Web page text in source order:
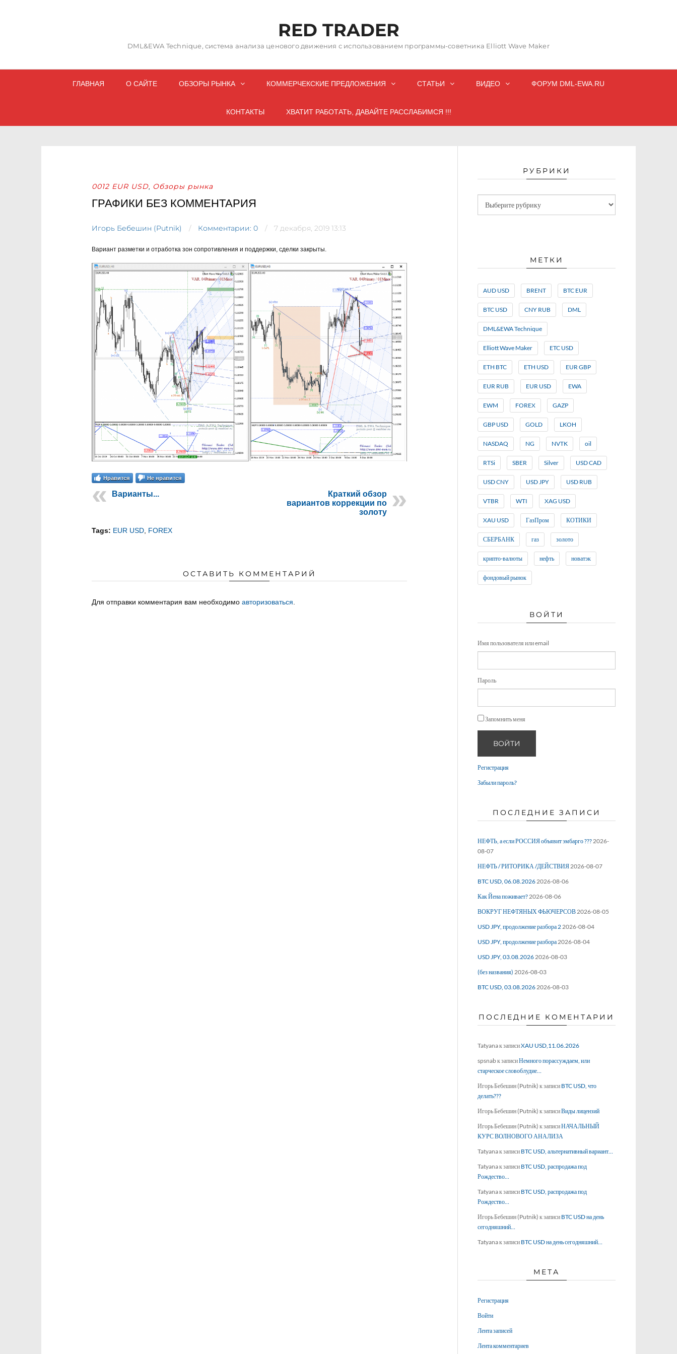
RED TRADER
DML&EWA Technique, система анализа ценового движения с использованием программы-советника Elliott Wave Maker
ГЛАВНАЯ О САЙТЕ ОБЗОРЫ РЫНКА КОММЕРЧЕКСКИЕ ПРЕДЛОЖЕНИЯ СТАТЬИ ВИДЕО ФОРУМ DML-EWA.RU
КОНТАКТЫ ХВАТИТ РАБОТАТЬ, ДАВАЙТЕ РАССЛАБИМСЯ !!!
0012 EUR USD, Обзоры рынка
ГРАФИКИ БЕЗ КОММЕНТАРИЯ
Игорь Бебешин (Putnik) Комментарии: 0 7 декабря, 2019 13:13
Вариант разметки и отработка зон сопротивления и поддержки, сделки закрыты.
Нравится Не нравится
Варианты...
Краткий обзор
вариантов коррекции по
золоту
Tags: EUR USD FOREX
ОСТАВИТЬ КОММЕНТАРИЙ
Для отправки комментария вам необходимо авторизоваться
РУБРИКИ
МЕТКИ
AUD USD BRENT BTC EUR
BTC USD CNY RUB DML
DML&EWA Technique
Elliott Wave Maker ETC USD
ETH BTC ETH USD EUR GBP
EUR RUB EUR USD EWA
EWM FOREX GAZP
GBP USD GOLD LKOH
NASDAQ NG NVTK oil
RTSi SBER Silver USD CAD
USD CNY USD JPY USD RUB
VTBR WTI XAG USD
XAU USD ГазПром КОТИКИ
СБЕРБАНК газ золото
крипто-валюты нефть новатэк
фондовый рынок
ВОЙТИ
Имя пользователя или email
Пароль
Запомнить меня
ВОЙТИ
Регистрация
Забыли пароль?
ПОСЛЕДНИЕ ЗАПИСИ
НЕФТЬ, а если РОССИЯ объявит эмбарго ???2026-
08-07
НЕФТЬ / РИТОРИКА /ДЕЙСТВИЯ2026-08-07
BTC USD, 06.08.20262026-08-06
Как Йена поживает?2026-08-06
ВОКРУГ НЕФТЯНЫХ ФЬЮЧЕРСОВ2026-08-05
USD JPY, продолжение разбора 22026-08-04
USD JPY, продолжение разбора2026-08-04
USD JPY, 03.08.20262026-08-03
(без названия) 2026-08-03
BTC USD, 03.08.20262026-08-03
ПОСЛЕДНИЕ КОМЕНТАРИИ
Tatyanaк записиXAU USD,11.06.2026
spsnabк записиНемного порассуждаем, или
старческое словоблудие…
Игорь Бебешин (Putnik) к записи BTC USD, что
делать???
Игорь Бебешин (Putnik) к записиВиды лицензий
Игорь Бебешин (Putnik) к записиНАЧАЛЬНЫЙ
КУРС ВОЛНОВОГО АНАЛИЗА
Tatyanaк записи BTC USD, альтернативный вариант…
Tatyanaк записи BTC USD, распродажа под
Рождество…
Tatyanaк записи BTC USD, распродажа под
Рождество…
Игорь Бебешин (Putnik) к записи BTC USD на день
сегодняшний…
Tatyanaк записи BTC USD на день сегодняшний…
МЕТА
Регистрация
Войти
Лента записей
Лента комментариев